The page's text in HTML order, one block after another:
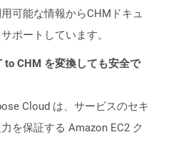
可能な情報からCHMドキュ
ポートしています。
to CHM を変換しても安全で
Cloud は、サービスのセキ
を保証する Amazon EC2 ク